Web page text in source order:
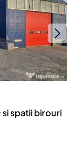
spatii birouri